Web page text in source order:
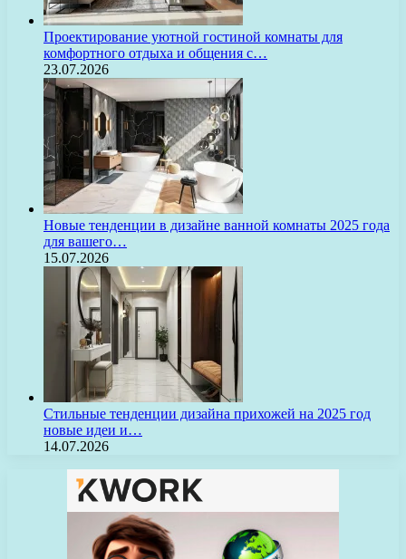
Проектирование уютной гостиной комнаты для
комфортного отдыха и общения с…
23.07.2026
Новые тенденции в дизайне ванной комнаты 2025 года
для вашего…
15.07.2026
Стильные тенденции дизайна прихожей на 2025 год
новые идеи и…
14.07.2026